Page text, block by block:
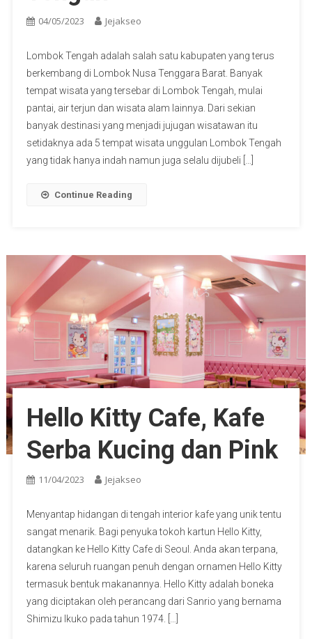
04/05/2023 Jejakseo
Lombok Tengah adalah salah satu kabupaten yang terus
berkembang di Lombok Nusa Tenggara Barat. Banyak
tempat wisata yang tersebar di Lombok Tengah, mulai
pantai, air terjun dan wisata alam lainnya. Dari sekian
banyak destinasi yang menjadi jujugan wisatawan itu
setidaknya ada 5 tempat wisata unggulan Lombok Tengah
yang tidak hanya indah namun juga selalu dijubeli […]
Continue Reading
Hello Kitty Cafe, Kafe
Serba Kucing dan Pink
11/04/2023 Jejakseo
Menyantap hidangan di tengah interior kafe yang unik tentu
sangat menarik. Bagi penyuka tokoh kartun Hello Kitty,
datangkan ke Hello Kitty Cafe di Seoul. Anda akan terpana,
karena seluruh ruangan penuh dengan ornamen Hello Kitty
termasuk bentuk makanannya. Hello Kitty adalah boneka
yang diciptakan oleh perancang dari Sanrio yang bernama
Shimizu Ikuko pada tahun 1974. […]